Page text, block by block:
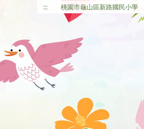
::: 桃園市龜山區新路國民小學